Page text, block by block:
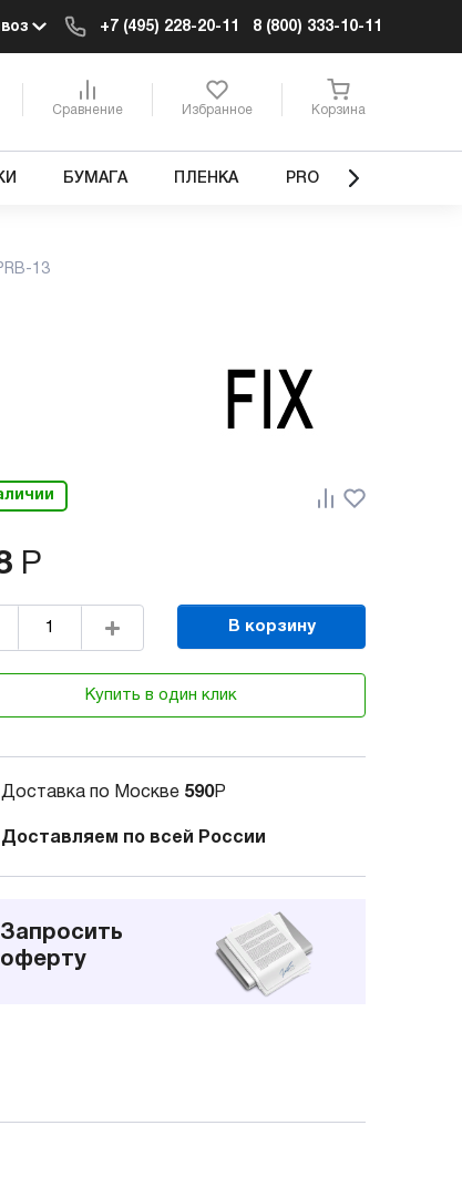
+7 (495) 228-20-11 8 (800) 333-10-11
Сравнение Избранное Корзина
БУМАГА ПЛЕНКА PRO
13
Р
В корзину
Купить в один клик
Доставка по Москве 590Р
Доставляем по всей России
Запросить
оферту